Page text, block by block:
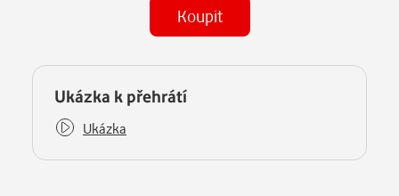
Koupit
Některé kapitoly již máte zakoupeny.
Ukázka k přehrátí
Ukázka